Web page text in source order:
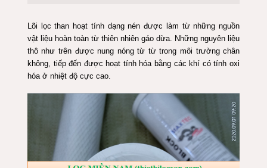
Lõi lọc than hoạt tính dạng nén được làm từ những nguồn
vật liệu hoàn toàn từ thiên nhiên gáo dừa. Những nguyên liệu
thô như trên được nung nóng từ từ trong môi trường chân
không, tiếp đến được hoạt tính hóa bằng các khí có tính oxi
hóa ở nhiệt độ cực cao.